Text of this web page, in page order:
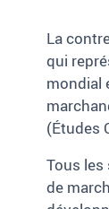
La
qui
mondial
(Études
Tous les
de